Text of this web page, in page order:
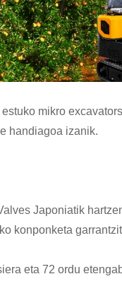
mikro
handiagoa izanik.
Japoniatik
konponketa
eta 72 ordu